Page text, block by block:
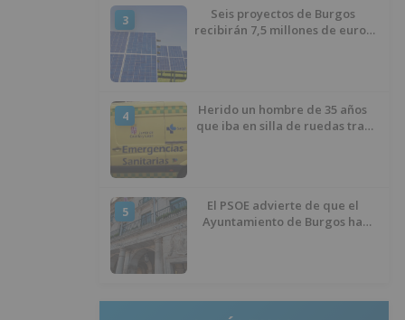
3
Seis proyectos de Burgos
recibirán 7,5 millones de euros
4
Herido un hombre de 35 años
que iba en silla de ruedas tras
5
El PSOE advierte de que el
Ayuntamiento de Burgos ha